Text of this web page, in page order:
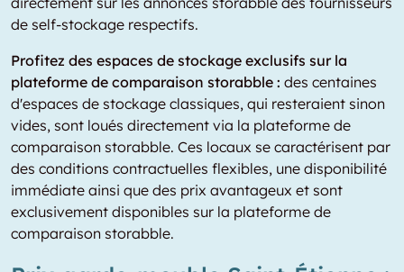
de self-stockage respectifs.
Profitez des espaces de stockage exclusifs sur la
plateforme de comparaison storabble : des centaines
d'espaces de stockage classiques, qui resteraient sinon
vides, sont loués directement via la plateforme de
comparaison storabble. Ces locaux se caractérisent par
des conditions contractuelles flexibles, une disponibilité
immédiate ainsi que des prix avantageux et sont
exclusivement disponibles sur la plateforme de
comparaison storabble.